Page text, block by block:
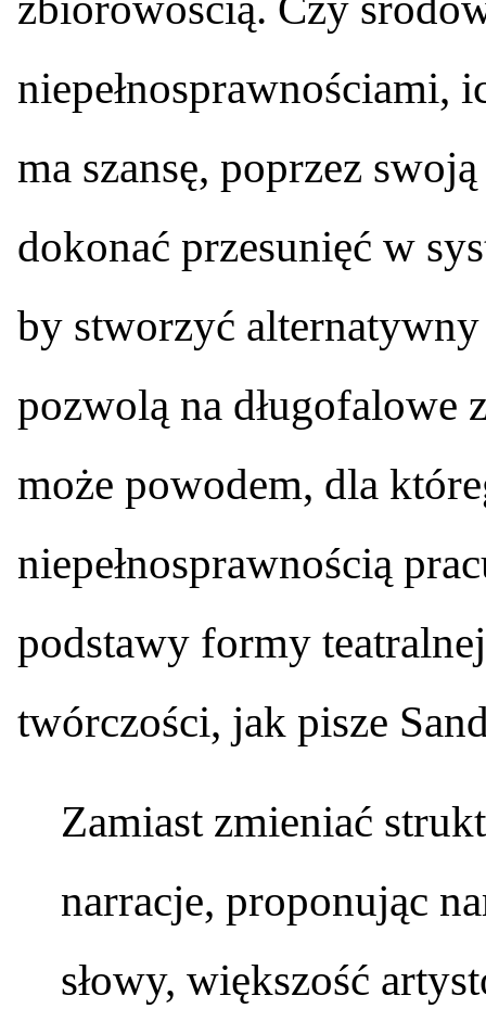
niepełnosprawnościami,
ma szansę, poprzez
dokonać przesunięć w
by stworzyć
pozwolą na długofalowe
może powodem, dla
niepełnosprawnością
podstawy formy
twórczości, jak pisze
Zamiast zmieniać
narracje, proponując
słowy, większość